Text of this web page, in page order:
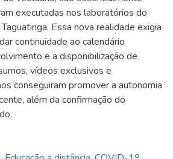
executadas nos laboratórios do
Essa nova realidade exigia
continuidade ao calendário
e a disponibilização de
vídeos exclusivos e
conseguiram promover a autonomia
além da confirmação do